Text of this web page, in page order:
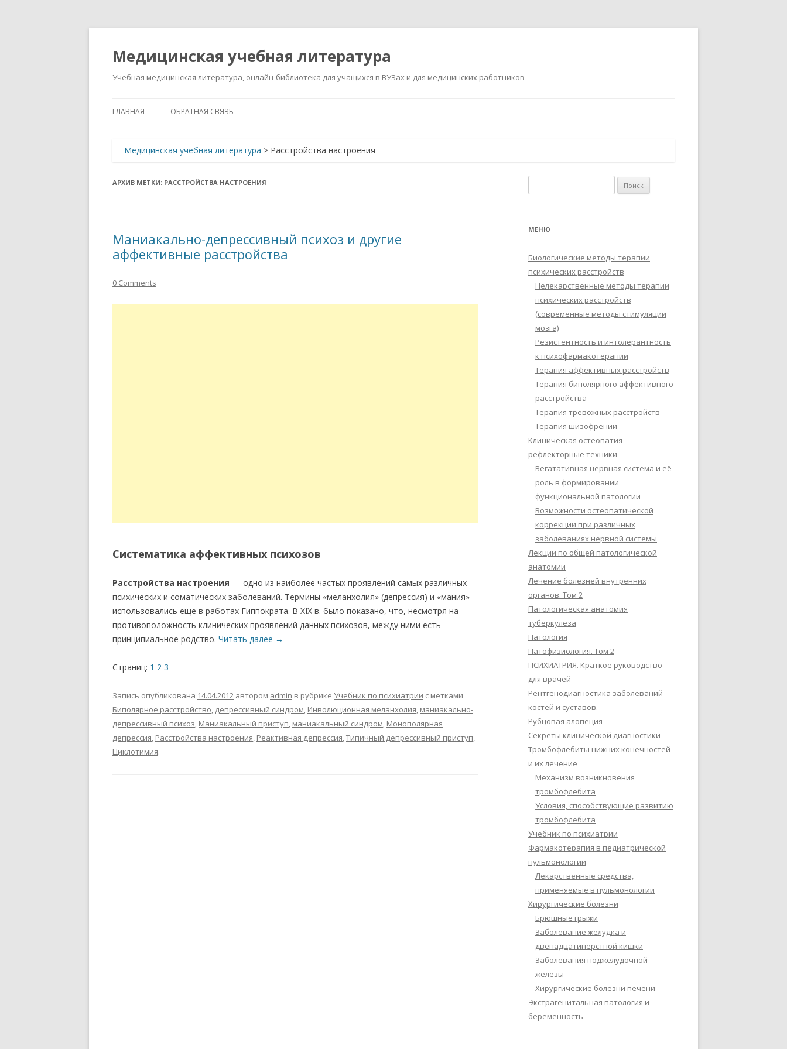
Медицинская учебная литература
Учебная медицинская литература, онлайн-библиотека для учащихся в ВУЗах и для медицинских работников
ГЛАВНАЯ ОБРАТНАЯ СВЯЗЬ
Медицинская учебная литература > Расстройства настроения
АРХИВ МЕТКИ: РАССТРОЙСТВА НАСТРОЕНИЯ
Маниакально-депрессивный психоз и другие
аффективные расстройства
0 Comments
Систематика аффективных психозов
Расстройства настроения — одно из наиболее частых проявлений самых различных
психических и соматических заболеваний. Термины «меланхолия» (депрессия) и «мания»
использовались еще в работах Гиппократа. В XIX в. было показано, что, несмотря на
противоположность клинических проявлений данных психозов, между ними есть
принципиальное родство. Читать далее →
Страниц: 1 2 3
Запись опубликована 14.04.2012 автором admin в рубрике Учебник по психиатрии с метками
Биполярное расстройство, депрессивный синдром, Инволюционная меланхолия, маниакально-
депрессивный психоз, Маниакальный приступ, маниакальный синдром, Монополярная
депрессия, Расстройства настроения, Реактивная депрессия,Типичный депрессивный приступ,
Циклотимия.
МЕНЮ
Биологические методы терапии
психических расстройств
Нелекарственные методы терапии
психических расстройств
(современные методы стимуляции
мозга)
Резистентность и интолерантность
к психофармакотерапии
Терапия аффективных расстройств
Терапия биполярного аффективного
расстройства
Терапия тревожных расстройств
Терапия шизофрении
Клиническая остеопатия
рефлекторные техники
Вегатативная нервная система и её
роль в формировании
функциональной патологии
Возможности остеопатической
коррекции при различных
заболеваниях нервной системы
Лекции по общей патологической
анатомии
Лечение болезней внутренних
органов. Том 2
Патологическая анатомия
туберкулеза
Патология
Патофизиология. Том 2
ПСИХИАТРИЯ. Краткое руководство
для врачей
Рентгенодиагностика заболеваний
костей и суставов.
Рубцовая алопеция
Секреты клинической диагностики
Тромбофлебиты нижних конечностей
и их лечение
Механизм возникновения
тромбофлебита
Условия, способствующие развитию
тромбофлебита
Учебник по психиатрии
Фармакотерапия в педиатрической
пульмонологии
Лекарственные средства,
применяемые в пульмонологии
Хирургические болезни
Брюшные грыжи
Заболевание желудка и
двенадцатипёрстной кишки
Заболевания поджелудочной
железы
Хирургические болезни печени
Экстрагенитальная патология и
беременность